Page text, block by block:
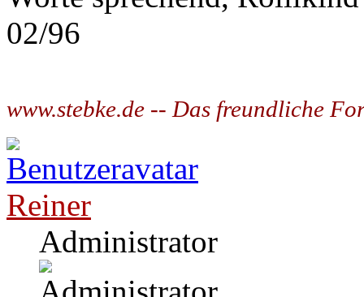
02/96
www.stebke.de -- Das freundliche
Reiner
Administrator